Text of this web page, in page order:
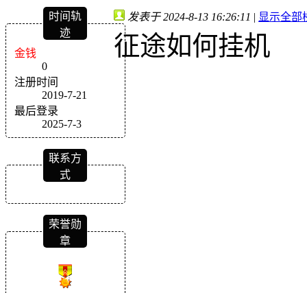
时间轨
迹
金钱
0
注册时间
2019-7-21
最后登录
2025-7-3
联系方
式
荣誉勋
章
发表于 2024-8-13 16:26:11 | 显示全部
征途如何挂机